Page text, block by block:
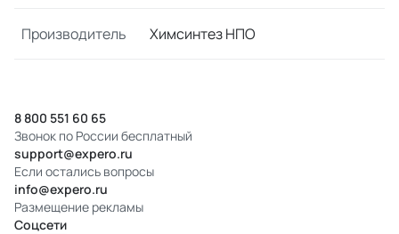
Производитель Химсинтез НПО
8 800 551 60 65
Звонок по России бесплатный
support@expero.ru
Если остались вопросы
info@expero.ru
Размещение рекламы
Соцсети